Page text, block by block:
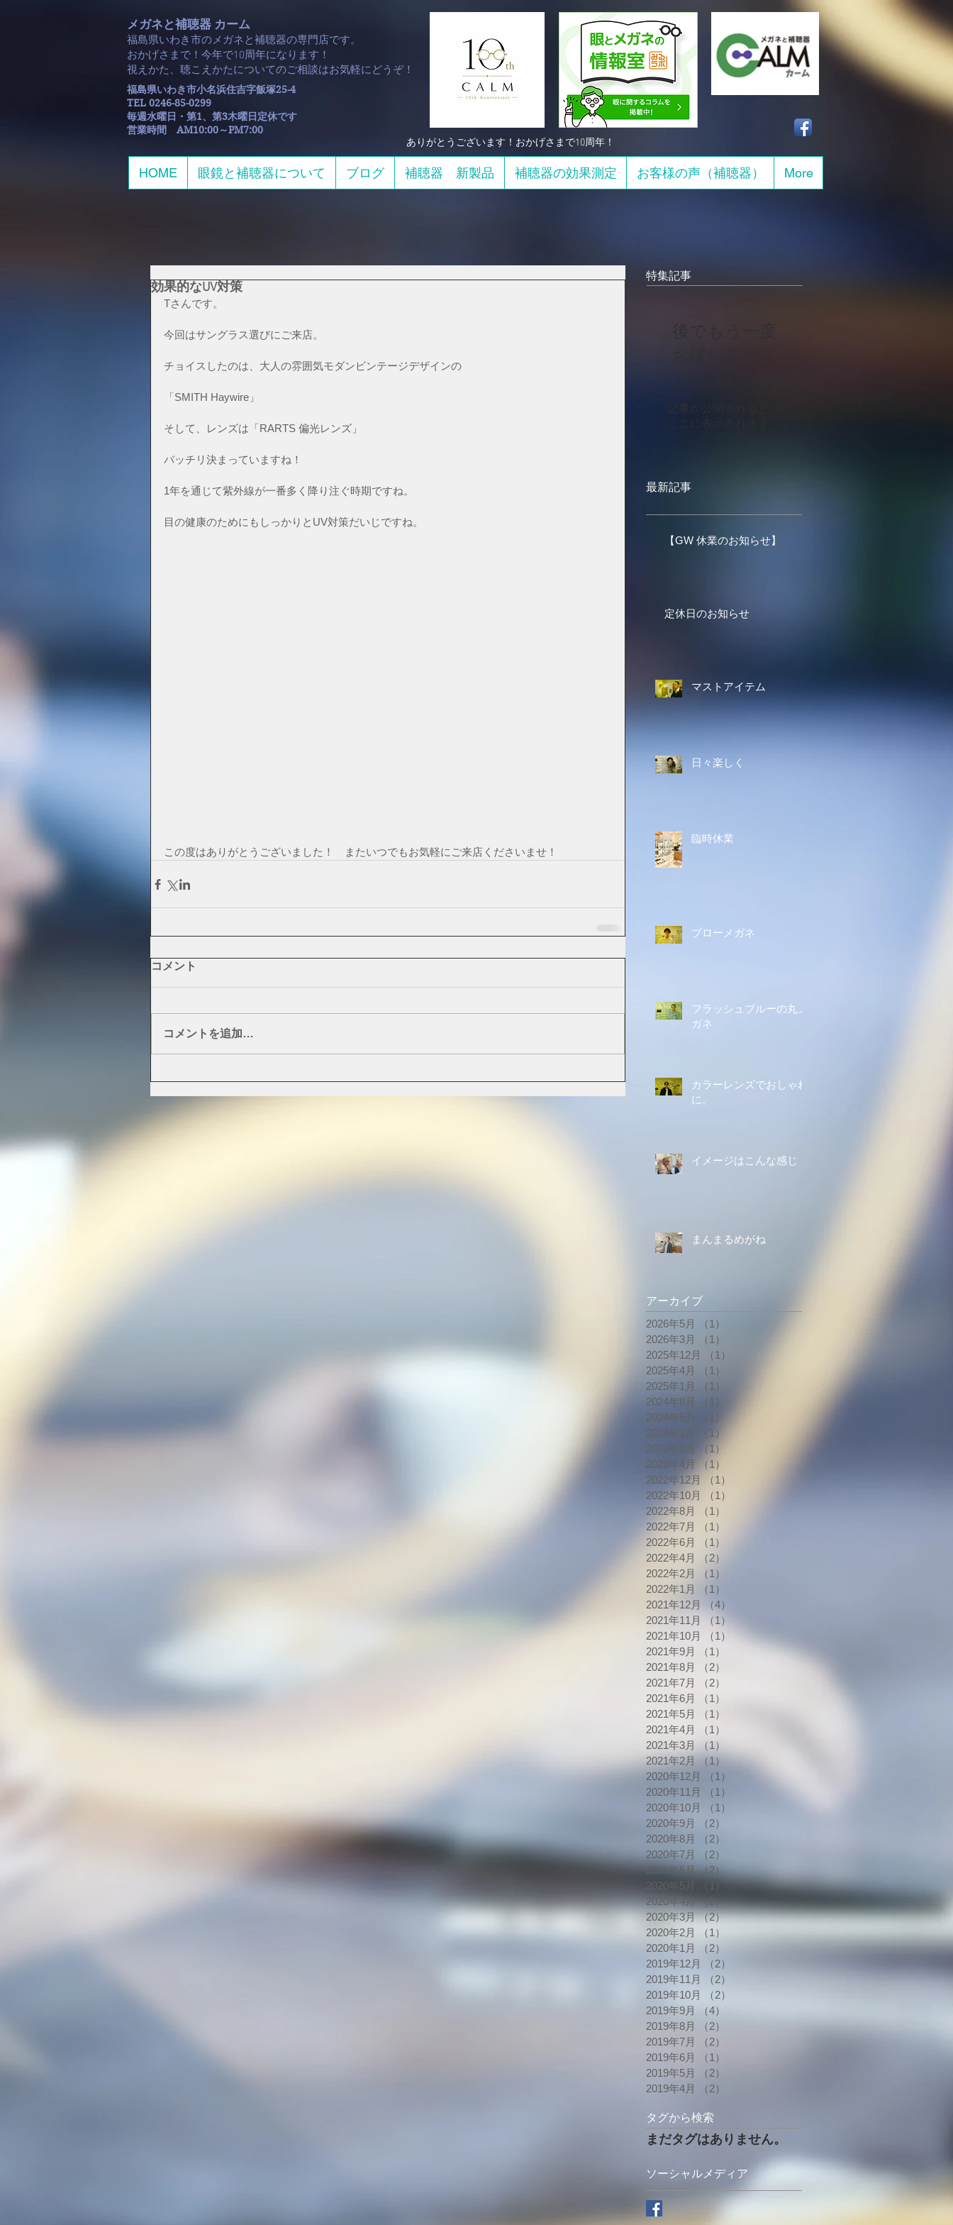
メガネと補聴器 カーム
福島県いわき市のメガネと補聴器の専門店です。
おかげさまで！今年で10周年になります！​
​視えかた、聴こえかたについてのご相談はお気軽にどうぞ！
HOME 眼鏡と補聴器について ブログ 補聴器 新製品 補聴器の効果測定 お客様の声（補聴器） More
福島県いわき市小名浜住吉字飯塚25-4
TEL 0246-85-0299
毎週水曜日・第1、第3木曜日定休です
​営業時間 AM10:00～PM7:00
​ありがとうございます！おかげさまで10周年！
効果的なUV対策
Tさんです。
今回はサングラス選びにご来店。
チョイスしたのは、大人の雰囲気モダンビンテージデザインの
「SMITH Haywire」
そして、レンズは「RARTS 偏光レンズ」
バッチリ決まっていますね！
1年を通じて紫外線が一番多く降り注ぐ時期ですね。
目の健康のためにもしっかりとUV対策だいじですね。
この度はありがとうございました！　またいつでもお気軽にご来店くださいませ！
コメント
コメントを追加…
特集記事
ここに表示されます。
最新記事
【GW 休業のお知らせ】
定休日のお知らせ
マストアイテム
日々楽しく
臨時休業
ブローメガネ
フラッシュブルーの丸メ
ガネ
カラーレンズでおしゃれ
に。
イメージはこんな感じ
まんまるめがね
アーカイブ
2026年5月
（1）
2026年3月
（1）
2025年12月
（1）
2025年4月
（1）
2025年1月
（1）
2024年8月
（1）
2024年5月
（1）
2024年1月
（1）
2023年8月
（1）
2023年4月
（1）
2022年12月
（1）
2022年10月
（1）
2022年8月
（1）
2022年7月
（1）
2022年6月
（1）
2022年4月
（2）
2022年2月
（1）
2022年1月
（1）
2021年12月
（4）
2021年11月
（1）
2021年10月
（1）
2021年9月
（1）
2021年8月
（2）
2021年7月
（2）
2021年6月
（1）
2021年5月
（1）
2021年4月
（1）
2021年3月
（1）
2021年2月
（1）
2020年12月
（1）
2020年11月
（1）
2020年10月
（1）
2020年9月
（2）
2020年8月
（2）
2020年7月
（2）
2020年6月 （2）2件の記事
2020年5月
（1）
1件の記事
2020年4月 （2）2件の記事
2020年3月 （2）2件の記事
2020年2月
（1）
2020年1月
（2）
2019年12月
（2）
2019年11月
（2）
2019年10月
（2）
2019年9月
（4）
2019年8月
（2）
2019年7月
（2）
2019年6月
（1）
2019年5月
（2）
2019年4月
（2）
タグから検索
まだタグはありません。
ソーシャルメディア